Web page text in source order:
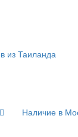
Наличие в